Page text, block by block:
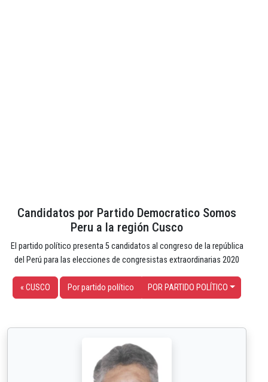
Candidatos por Partido Democratico Somos
Peru a la región Cusco
El partido político presenta 5 candidatos al congreso de la república
del Perú para las elecciones de congresistas extraordinarias 2020
« CUSCO Por partido político POR PARTIDO POLÍTICO